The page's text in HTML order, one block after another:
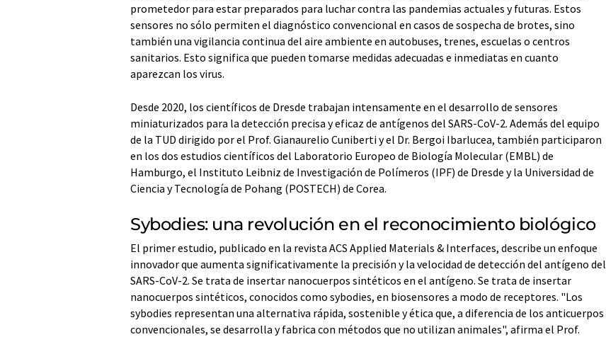
prometedor para estar preparados para luchar contra las pandemias actuales y futuras. Estos
sensores no sólo permiten el diagnóstico convencional en casos de sospecha de brotes, sino
también una vigilancia continua del aire ambiente en autobuses, trenes, escuelas o centros
sanitarios. Esto significa que pueden tomarse medidas adecuadas e inmediatas en cuanto
aparezcan los virus.
Desde 2020, los científicos de Dresde trabajan intensamente en el desarrollo de sensores
miniaturizados para la detección precisa y eficaz de antígenos del SARS-CoV-2. Además del equipo
de la TUD dirigido por el Prof. Gianaurelio Cuniberti y el Dr. Bergoi Ibarlucea, también participaron
en los dos estudios científicos del Laboratorio Europeo de Biología Molecular (EMBL) de
Hamburgo, el Instituto Leibniz de Investigación de Polímeros (IPF) de Dresde y la Universidad de
Ciencia y Tecnología de Pohang (POSTECH) de Corea.
Sybodies: una revolución en el reconocimiento biológico
El primer estudio, publicado en la revista ACS Applied Materials & Interfaces, describe un enfoque
innovador que aumenta significativamente la precisión y la velocidad de detección del antígeno del
SARS-CoV-2. Se trata de insertar nanocuerpos sintéticos en el antígeno. Se trata de insertar
nanocuerpos sintéticos, conocidos como sybodies, en biosensores a modo de receptores. "Los
sybodies representan una alternativa rápida, sostenible y ética que, a diferencia de los anticuerpos
convencionales, se desarrolla y fabrica con métodos que no utilizan animales", afirma el Prof.